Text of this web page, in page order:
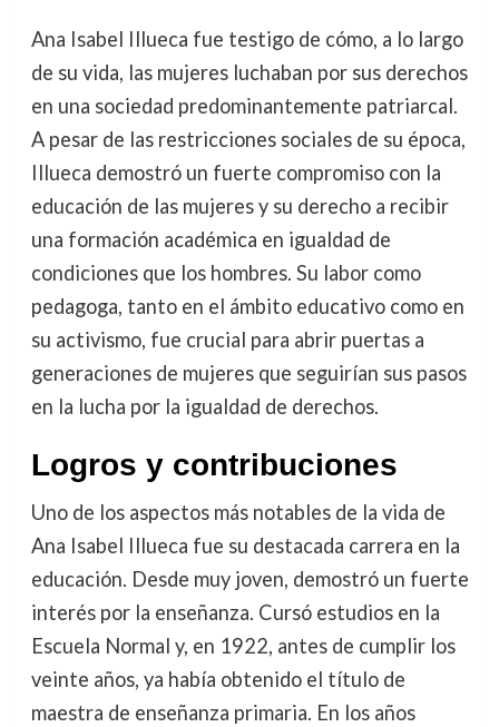
Ana Isabel Illueca fue testigo de cómo, a lo largo
de su vida, las mujeres luchaban por sus derechos
en una sociedad predominantemente patriarcal.
A pesar de las restricciones sociales de su época,
Illueca demostró un fuerte compromiso con la
educación de las mujeres y su derecho a recibir
una formación académica en igualdad de
condiciones que los hombres. Su labor como
pedagoga, tanto en el ámbito educativo como en
su activismo, fue crucial para abrir puertas a
generaciones de mujeres que seguirían sus pasos
en la lucha por la igualdad de derechos.
Logros y contribuciones
Uno de los aspectos más notables de la vida de
Ana Isabel Illueca fue su destacada carrera en la
educación. Desde muy joven, demostró un fuerte
interés por la enseñanza. Cursó estudios en la
Escuela Normal y, en 1922, antes de cumplir los
veinte años, ya había obtenido el título de
maestra de enseñanza primaria. En los años